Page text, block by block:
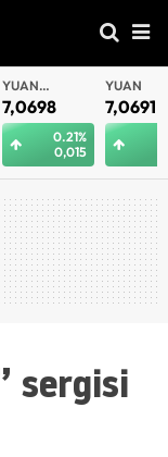
YUAN
OFFSHORE
7,0698
0.21%
0,015
YUAN
7,0691
sergisi